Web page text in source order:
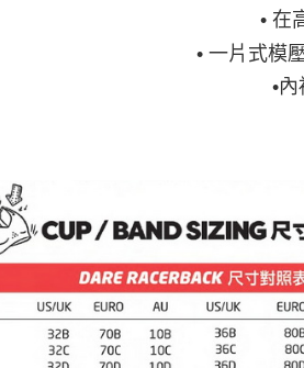
• 在
• 一片式模
•